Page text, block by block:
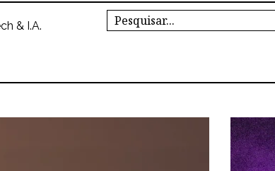
& I.A.
Search